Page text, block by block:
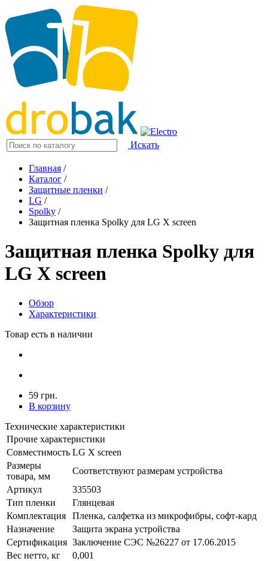
Искать
Главная /
Каталог /
Защитные пленки /
LG /
Spolky /
Защитная пленка Spolky для LG X screen
Защитная пленка Spolky для
LG X screen
Обзор
Характеристики
Товар есть в наличии
59 грн.
В корзину
Технические характеристики
Прочие характеристики
Совместимость LG X screen
Размеры
товара, мм
Соответствуют размерам устройства
Артикул
335503
Тип пленки
Глянцевая
Комплектация
Пленка, салфетка из микрофибры, софт-кард
Назначение
Защита экрана устройства
Сертификация Заключение СЭС №26227 от 17.06.2015
Вес нетто, кг
0,001